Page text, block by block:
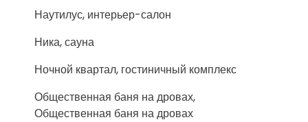
Наутилус, интерьер-салон
Ника, сауна
Ночной квартал, гостиничный комплекс
Общественная баня на дровах,
Общественная баня на дровах